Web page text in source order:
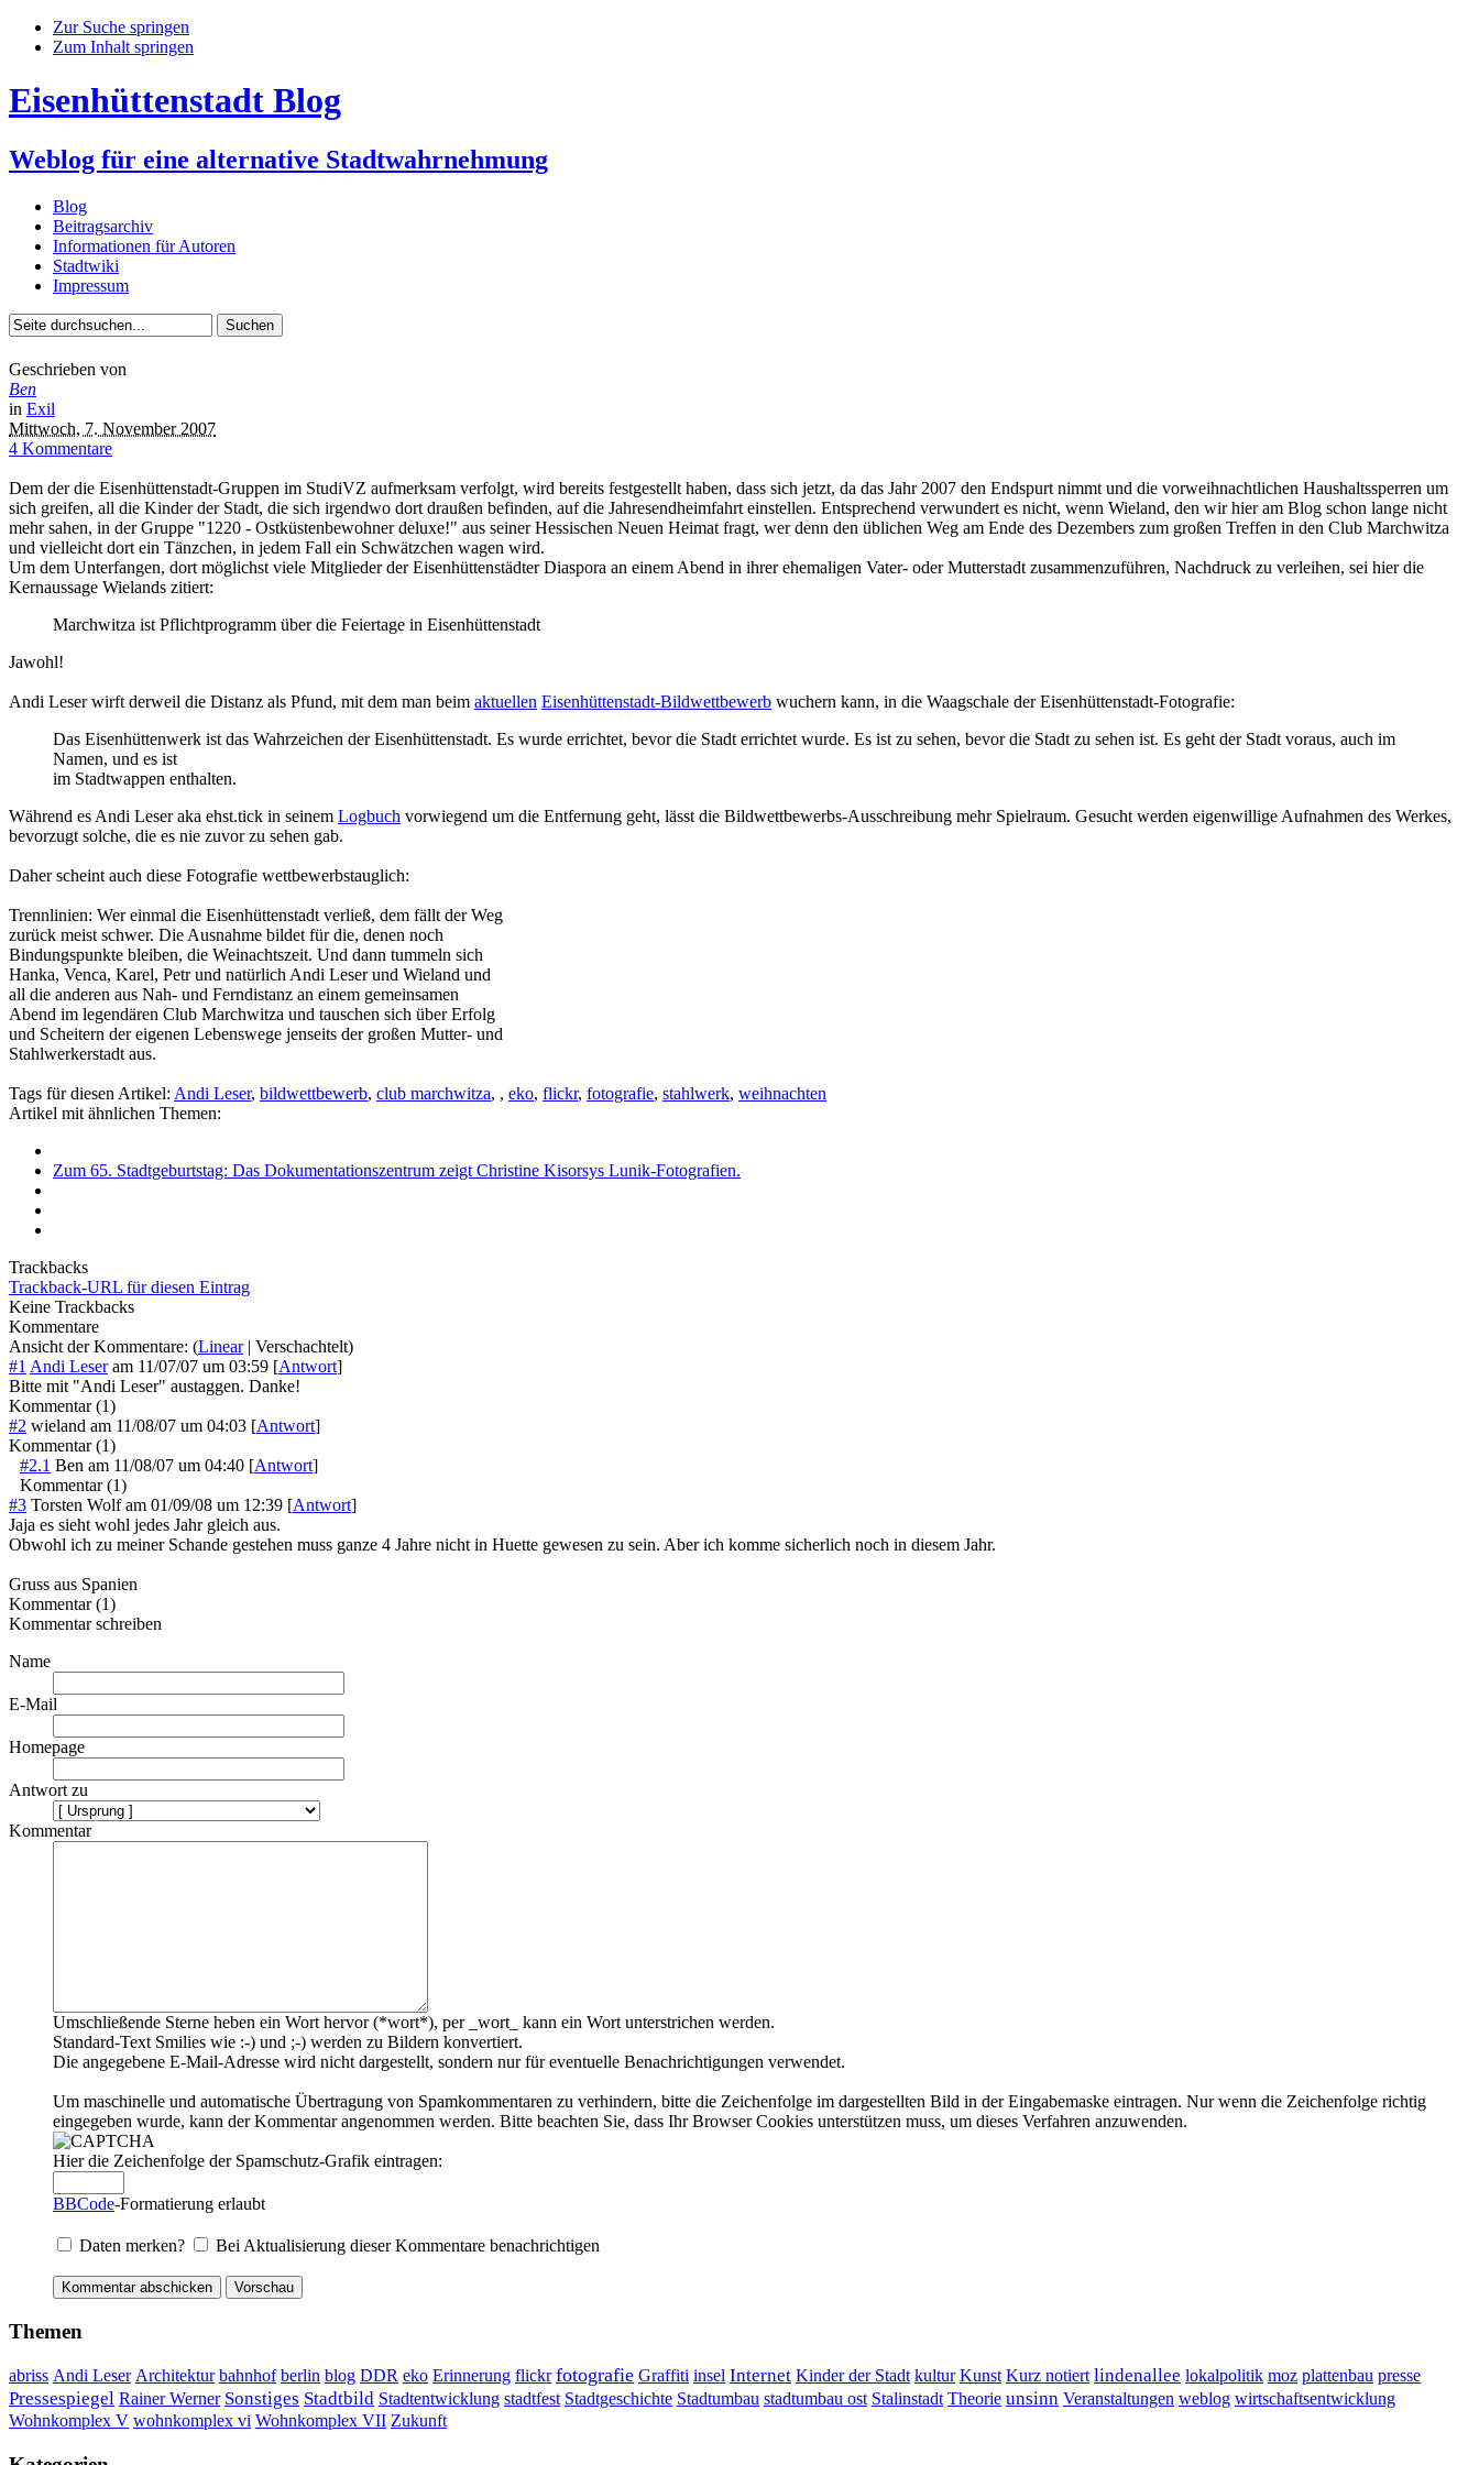
Zur Suche springen
Zum Inhalt springen
Eisenhüttenstadt Blog
Weblog für eine alternative Stadtwahrnehmung
Blog
Beitragsarchiv
Informationen für Autoren
Stadtwiki
Impressum
Geschrieben von
Ben
in Exil
Mittwoch, 7. November 2007
4 Kommentare
Dem der die Eisenhüttenstadt-Gruppen im StudiVZ aufmerksam verfolgt, wird bereits festgestellt haben, dass sich jetzt, da das Jahr 2007 den Endspurt nimmt und die vorweihnachtlichen Haushaltssperren um
sich greifen, all die Kinder der Stadt, die sich irgendwo dort draußen befinden, auf die Jahresendheimfahrt einstellen. Entsprechend verwundert es nicht, wenn Wieland, den wir hier am Blog schon lange nicht
mehr sahen, in der Gruppe "1220 - Ostküstenbewohner deluxe!" aus seiner Hessischen Neuen Heimat fragt, wer denn den üblichen Weg am Ende des Dezembers zum großen Treffen in den Club Marchwitza
und vielleicht dort ein Tänzchen, in jedem Fall ein Schwätzchen wagen wird.
Um dem Unterfangen, dort möglichst viele Mitglieder der Eisenhüttenstädter Diaspora an einem Abend in ihrer ehemaligen Vater- oder Mutterstadt zusammenzuführen, Nachdruck zu verleihen, sei hier die
Kernaussage Wielands zitiert:
Marchwitza ist Pflichtprogramm über die Feiertage in Eisenhüttenstadt
Jawohl!
Andi Leser wirft derweil die Distanz als Pfund, mit dem man beim aktuellen Eisenhüttenstadt-Bildwettbewerb wuchern kann, in die Waagschale der Eisenhüttenstadt-Fotografie:
Das Eisenhüttenwerk ist das Wahrzeichen der Eisenhüttenstadt. Es wurde errichtet, bevor die Stadt errichtet wurde. Es ist zu sehen, bevor die Stadt zu sehen ist. Es geht der Stadt voraus, auch im
Namen, und es ist
im Stadtwappen enthalten.
Während es Andi Leser aka ehst.tick in seinem Logbuch vorwiegend um die Entfernung geht, lässt die Bildwettbewerbs-Ausschreibung mehr Spielraum. Gesucht werden eigenwillige Aufnahmen des Werkes,
bevorzugt solche, die es nie zuvor zu sehen gab.
Daher scheint auch diese Fotografie wettbewerbstauglich:
Trennlinien: Wer einmal die Eisenhüttenstadt verließ, dem fällt der Weg
zurück meist schwer. Die Ausnahme bildet für die, denen noch
Bindungspunkte bleiben, die Weinachtszeit. Und dann tummeln sich
Hanka, Venca, Karel, Petr und natürlich Andi Leser und Wieland und
all die anderen aus Nah- und Ferndistanz an einem gemeinsamen
Abend im legendären Club Marchwitza und tauschen sich über Erfolg
und Scheitern der eigenen Lebenswege jenseits der großen Mutter- und
Stahlwerkerstadt aus.
Tags für diesen Artikel: Andi Leser, bildwettbewerb, club marchwitza, , eko, flickr, fotografie, stahlwerk, weihnachten
Artikel mit ähnlichen Themen:
Zum 65. Stadtgeburtstag: Das Dokumentationszentrum zeigt Christine Kisorsys Lunik-Fotografien.
Trackbacks
Trackback-URL für diesen Eintrag
Keine Trackbacks
Kommentare
Ansicht der Kommentare: (Linear| Verschachtelt)
#1 Andi Leser am 11/07/07 um 03:59 [Antwort]
Bitte mit "Andi Leser" austaggen. Danke!
Kommentar (1)
#2 wieland am 11/08/07 um 04:03 [Antwort]
Kommentar (1)
#2.1 Ben am 11/08/07 um 04:40 [Antwort]
Kommentar (1)
#3 Torsten Wolfam 01/09/08 um 12:39 [Antwort]
Jaja es sieht wohl jedes Jahr gleich aus.
Obwohl ich zu meiner Schande gestehen muss ganze 4 Jahre nicht in Huette gewesen zu sein. Aber ich komme sicherlich noch in diesem Jahr.
Gruss aus Spanien
Kommentar (1)
Kommentar schreiben
Name
E-Mail
Homepage
Antwort zu
Kommentar
Umschließende Sterne heben ein Wort hervor (*wort*), per _wort_ kann ein Wort unterstrichen werden.
Standard-Text Smilies wie :-) und ;-) werden zu Bildern konvertiert.
Die angegebene E-Mail-Adresse wird nicht dargestellt, sondern nur für eventuelle Benachrichtigungen verwendet.
Um maschinelle und automatische Übertragung von Spamkommentaren zu verhindern, bitte die Zeichenfolge im dargestellten Bild in der Eingabemaske eintragen. Nur wenn die Zeichenfolge richtig
eingegeben wurde, kann der Kommentar angenommen werden. Bitte beachten Sie, dass Ihr Browser Cookies unterstützen muss, um dieses Verfahren anzuwenden.
Hier die Zeichenfolge der Spamschutz-Grafik eintragen:
BBCode-Formatierung erlaubt
Daten merken? Bei Aktualisierung dieser Kommentare benachrichtigen
Themen
abriss Andi Leser Architektur bahnhof berlin blog DDR eko Erinnerung flickr fotografie Graffiti insel Internet Kinder der Stadt kultur Kunst Kurz notiert lindenallee lokalpolitik moz plattenbau presse
Pressespiegel Rainer Werner Sonstiges Stadtbild Stadtentwicklung stadtfest Stadtgeschichte Stadtumbau stadtumbau ost Stalinstadt Theorie unsinn Veranstaltungen weblog wirtschaftsentwicklung
Wohnkomplex V wohnkomplex vi Wohnkomplex VII Zukunft